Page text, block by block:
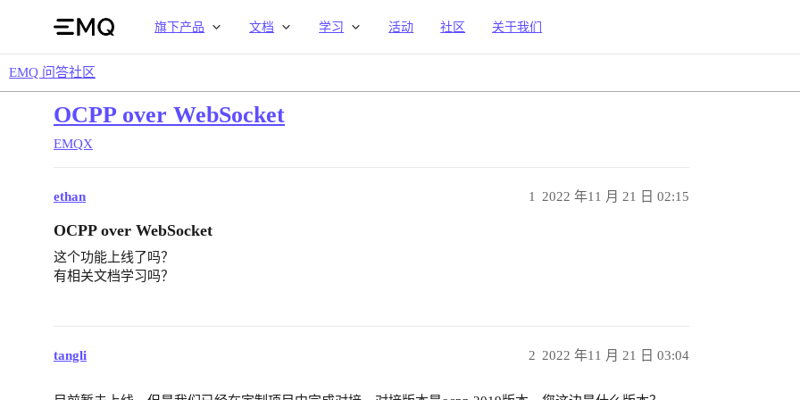
旗下产品 文档 学习 活动 社区 关于我们
EMQ 问答社区
OCPP over WebSocket
EMQX
ethan 2022 年11 月 21 日 02:15
1
OCPP over WebSocket
这个功能上线了吗？
有相关文档学习吗？
tangli 2022 年11 月 21 日 03:04
2